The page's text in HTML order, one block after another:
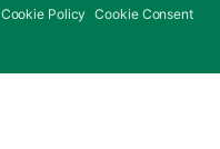
Cookie Policy Cookie Consent